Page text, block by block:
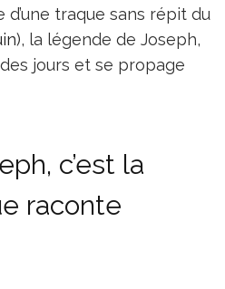
traque sans répit du
), la légende de Joseph,
jours et se propage
c’est la
raconte